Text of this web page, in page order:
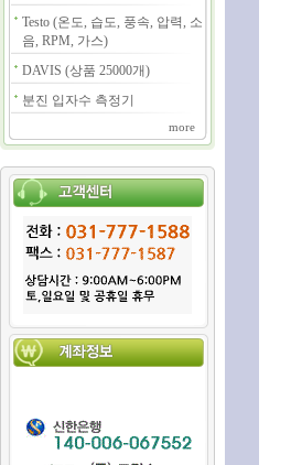
Testo (온도, 습도, 풍속, 압력, 소
음, RPM, 가스)
DAVIS (상품 25000개)
분진 입자수 측정기
more